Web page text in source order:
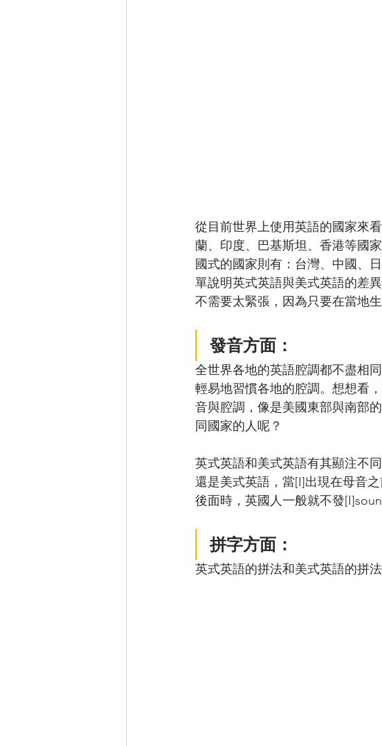
從目前世界上使用英語的國家來
蘭、印度、巴基斯坦、香港等國
國式的國家則有：台灣、中國、
單說明英式英語與美式英語的差
不需要太緊張，因為只要在當地
發音方面：
全世界各地的英語腔調都不盡相
輕易地習慣各地的腔調。想想看
音與腔調，像是美國東部與南部
同國家的人呢？
英式英語和美式英語有其顯注不
還是美式英語，當[I]出現在母音
後面時，英國人一般就不發
拼字方面：
英式英語的拼法和美式英語的拼